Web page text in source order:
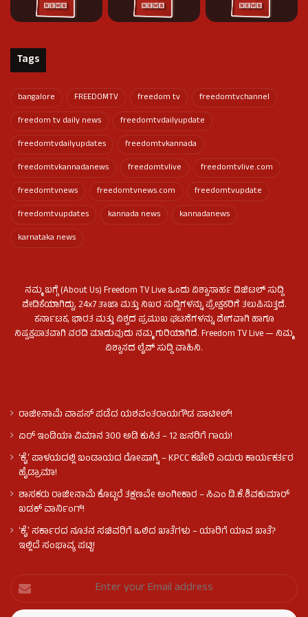
Tags
bangalore FREEDOMTV freedom tv
freedomtvchannel
freedom tv daily news
freedomtvdailyupdate
freedomtvdailyupdates
freedomtvkannada
freedomtvkannadanews
freedomtvlive
freedomtvlive.com
freedomtvnews
freedomtvnews.com
freedomtvupdate
freedomtvupdates
kannada news
kannadanews
karnataka news
ನಮ್ಮ ಬಗ್ಗೆ (About Us) Freedom TV Live ಒಂದು ವಿಶ್ವಾಸಾರ್ಹ ಡಿಜಿಟಲ್ ಸುದ್ದಿ
ವೇದಿಕೆಯಾಗಿದ್ದು, 24x7 ತಾಜಾ ಮತ್ತು ನಿಖರ ಸುದ್ದಿಗಳನ್ನು ಪ್ರೇಕ್ಷಕರಿಗೆ ತಲುಪಿಸುತ್ತದೆ.
ಕರ್ನಾಟಕ, ಭಾರತ ಮತ್ತು ವಿಶ್ವದ ಪ್ರಮುಖ ಘಟನೆಗಳನ್ನು ವೇಗವಾಗಿ ಹಾಗೂ
ನಿಷ್ಪಕ್ಷಪಾತವಾಗಿ ವರದಿ ಮಾಡುವುದು ನಮ್ಮ ಗುರಿಯಾಗಿದೆ. Freedom TV Live — ನಿಮ್ಮ
ವಿಶ್ವಾಸದ ಲೈವ್ ಸುದ್ದಿ ವಾಹಿನಿ.
ರಾಜೀನಾಮೆ ವಾಪಸ್ ಪಡೆದ ಯಶವಂತರಾಯಗೌಡ ಪಾಟೀಲ್‌!
ಏರ್ ಇಂಡಿಯಾ ವಿಮಾನ 300 ಅಡಿ ಕುಸಿತ – 12 ಜನರಿಗೆ ಗಾಯ!
ʻಕೈʼ​ ಪಾಳಯದಲ್ಲಿ ಬಂಡಾಯದ ರೋಷಾಗ್ನಿ – KPCC ಕಚೇರಿ ಎದುರು ಕಾರ್ಯಕರ್ತರ
ಹೈಡ್ರಾಮಾ!
ಶಾಸಕರು ರಾಜೀನಾಮೆ ಕೊಟ್ಟರೆ ತಕ್ಷಣವೇ ಅಂಗೀಕಾರ – ಸಿಎಂ ಡಿ.ಕೆ.ಶಿವಕುಮಾರ್
ಖಡಕ್ ವಾರ್ನಿಂಗ್!
ʻಕೈʼ ಸರ್ಕಾರದ ನೂತನ ಸಚಿವರಿಗೆ ಒಲಿದ ಖಾತೆಗಳು – ಯಾರಿಗೆ ಯಾವ ಖಾತೆ?
ಇಲ್ಲಿದೆ ಸಂಭಾವ್ಯ ಪಟ್ಟಿ!